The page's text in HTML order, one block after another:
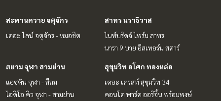
สะพานควาย จตุจักร
เดอะ ไลน์ จตุจักร - หมอชิต
สาทร นราธิวาส
ไนท์บริดจ์ ไพร์ม สาทร
นารา 9 บาย อีสเทอร์น สตาร์
สยาม จุฬา สามย่าน
แอชตัน จุฬา - สีลม
ไอดีโอ คิว จุฬา - สามย่าน
สุขุมวิท อโศก ทองหล่อ
เดอะ เครสท์ สุขุมวิท 34
คอนโด พาร์ค ออริจิ้น พร้อมพงษ์